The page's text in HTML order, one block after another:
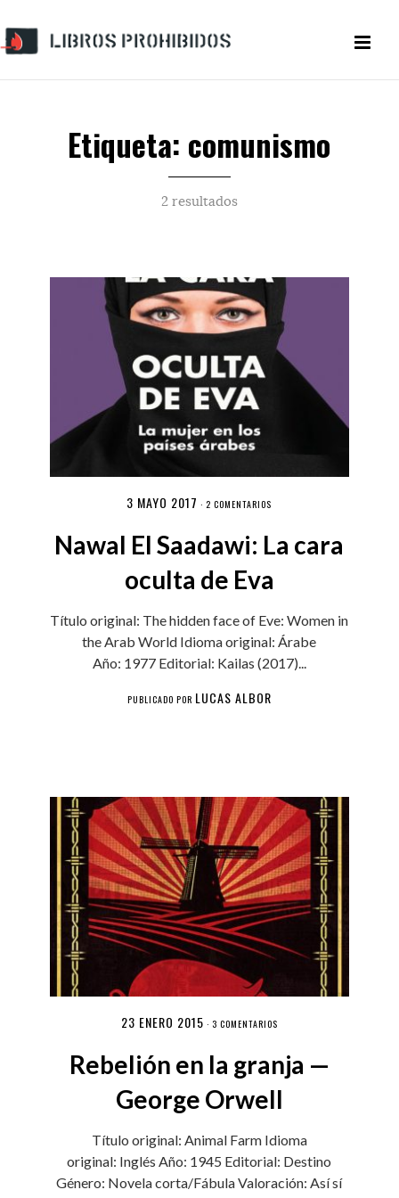
Etiqueta: comunismo
2 resultados
3 MAYO 2017 · 2 COMENTARIOS
Nawal El Saadawi: La cara
oculta de Eva
Título original: The hidden face of Eve: Women in
the Arab World Idioma original: Árabe
Año: 1977 Editorial: Kailas (2017)...
PUBLICADO POR LUCAS ALBOR
23 ENERO 2015 · 3 COMENTARIOS
Rebelión en la granja —
George Orwell
Título original: Animal Farm Idioma
original: Inglés Año: 1945 Editorial: Destino
Género: Novela corta/Fábula Valoración: Así sí